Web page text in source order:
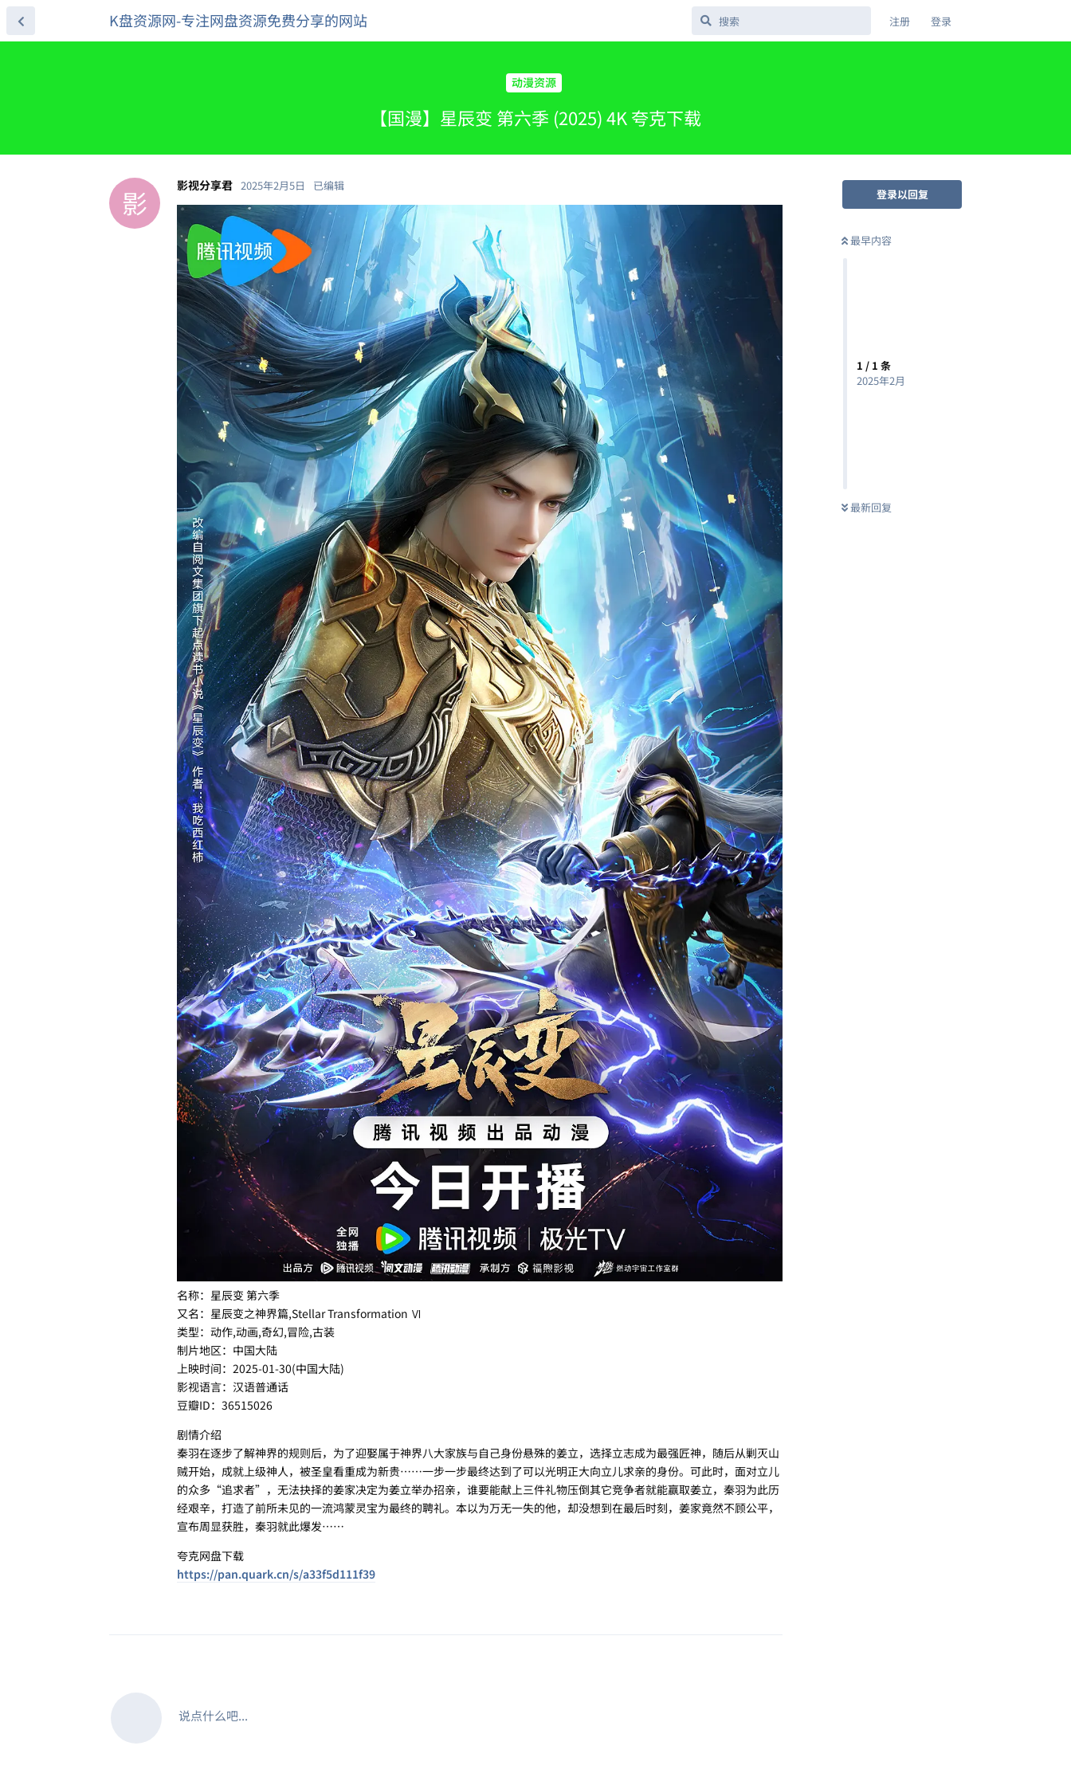
K盘资源网-专注网盘资源免费分享的网站 注册 登录
动漫资源
【国漫】星辰变 第六季 (2025) 4K 夸克下载
登录以回复
最早内容
1 / 1 条
2025年2月
最新回复
影 影视分享君 2025年2月5日 已编辑
名称：星辰变 第六季
又名：星辰变之神界篇,Stellar Transformation Ⅵ
类型：动作,动画,奇幻,冒险,古装
制片地区：中国大陆
上映时间：2025-01-30(中国大陆)
影视语言：汉语普通话
豆瓣ID：36515026
剧情介绍
秦羽在逐步了解神界的规则后，为了迎娶属于神界八大家族与自己身份悬殊的姜立，选择立志成为最强匠神，随后从剿灭山
贼开始，成就上级神人，被圣皇看重成为新贵……一步一步最终达到了可以光明正大向立儿求亲的身份。可此时，面对立儿
的众多“追求者”，无法抉择的姜家决定为姜立举办招亲，谁要能献上三件礼物压倒其它竞争者就能赢取姜立，秦羽为此历
经艰辛，打造了前所未见的一流鸿蒙灵宝为最终的聘礼。本以为万无一失的他，却没想到在最后时刻，姜家竟然不顾公平，
宣布周显获胜，秦羽就此爆发……
夸克网盘下载
https://pan.quark.cn/s/a33f5d111f39
说点什么吧...